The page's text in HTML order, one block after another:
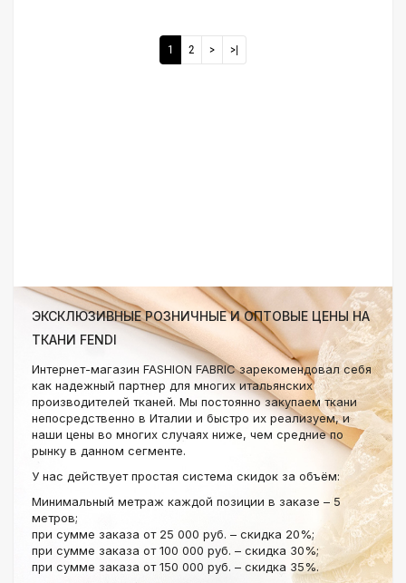
1 2 > >|
ЭКСКЛЮЗИВНЫЕ РОЗНИЧНЫЕ И ОПТОВЫЕ ЦЕНЫ НА
ТКАНИ FENDI
Интернет-магазин FASHION FABRIC зарекомендовал себя
как надежный партнер для многих итальянских
производителей тканей. Мы постоянно закупаем ткани
непосредственно в Италии и быстро их реализуем, и
наши цены во многих случаях ниже, чем средние по
рынку в данном сегменте.
У нас действует простая система скидок за объём:
Минимальный метраж каждой позиции в заказе – 5
метров;
при сумме заказа от 25 000 руб. – скидка 20%;
при сумме заказа от 100 000 руб. – скидка 30%;
при сумме заказа от 150 000 руб. – скидка 35%.